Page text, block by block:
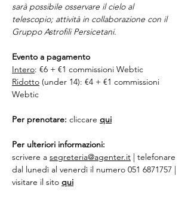
sarà possibile osservare il cielo al
telescopio; attività in collaborazione con il
Gruppo Astrofili Persicetani.
Evento a pagamento
Intero: €6 + €1 commissioni Webtic
Ridotto (under 14): €4 + €1 commissioni
Webtic
Per prenotare: cliccare qui
Per ulteriori informazioni:
scrivere a segreteria@agenter.it | telefonare
dal lunedì al venerdì il numero 051 6871757 |
visitare il sito qui